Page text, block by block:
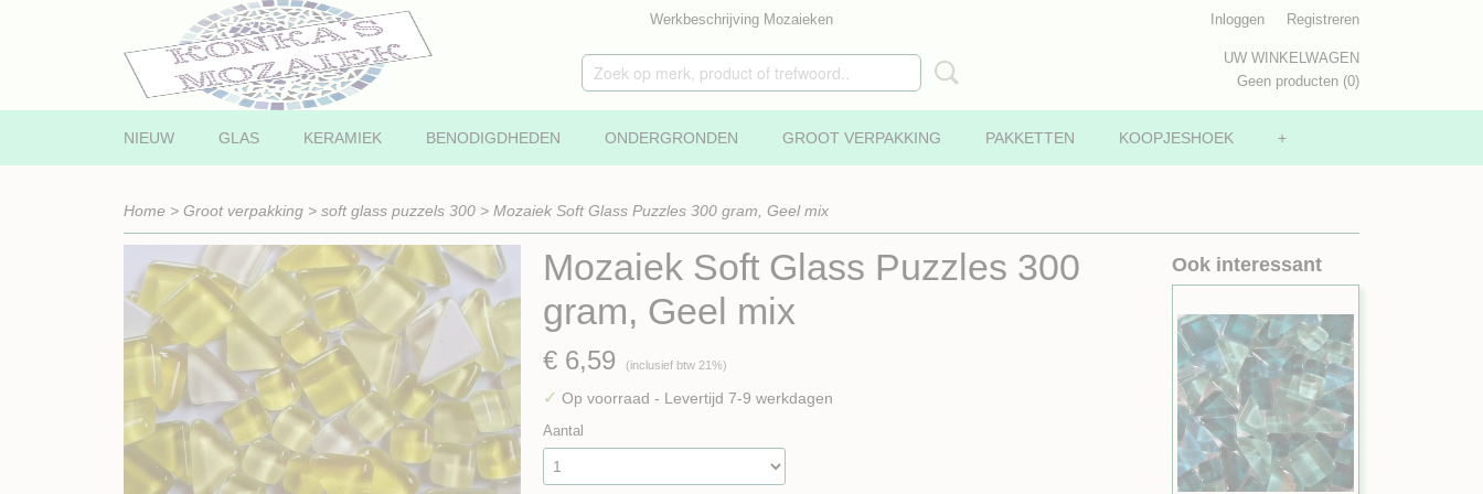
Werkbeschrijving Mozaieken Inloggen Registreren
UW WINKELWAGEN
Geen producten (0)
NIEUW GLAS KERAMIEK BENODIGDHEDEN ONDERGRONDEN GROOT VERPAKKING PAKKETTEN KOOPJESHOEK +
Home > Groot verpakking > soft glass puzzels 300 > Mozaiek Soft Glass Puzzles 300 gram, Geel mix
Mozaiek Soft Glass Puzzles 300
gram, Geel mix
€ 6,59 (inclusief btw 21%)
✓ Op voorraad - Levertijd 7-9 werkdagen
Aantal
Ook interessant